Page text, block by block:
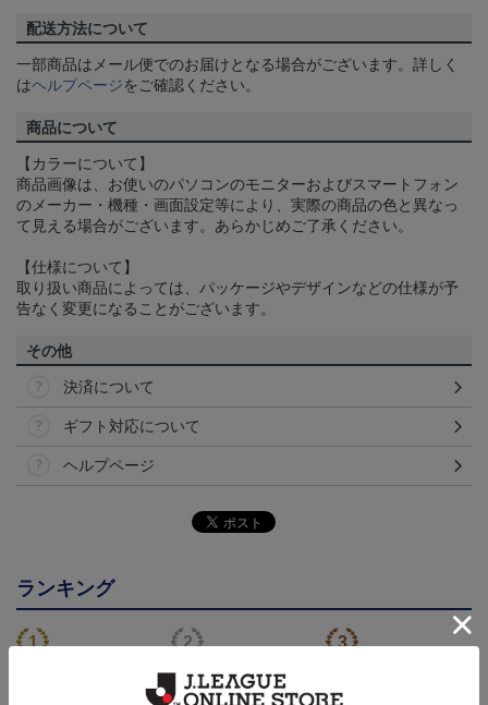
配送方法について
一部商品はメール便でのお届けとなる場合がございます。詳しく
はヘルプページをご確認ください。
商品について
【カラーについて】
商品画像は、お使いのパソコンのモニターおよびスマートフォン
のメーカー・機種・画面設定等により、実際の商品の色と異なっ
て見える場合がございます。あらかじめご了承ください。
【仕様について】
取り扱い商品によっては、パッケージやデザインなどの仕様が予
告なく変更になることがございます。
その他
決済について
ギフト対応について
ヘルプページ
ランキング
NEW